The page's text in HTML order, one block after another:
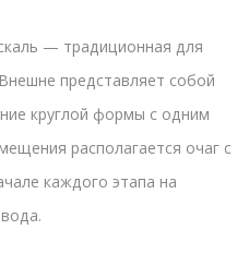
— традиционная для
представляет собой
круглой формы с одним
располагается очаг с
каждого этапа на